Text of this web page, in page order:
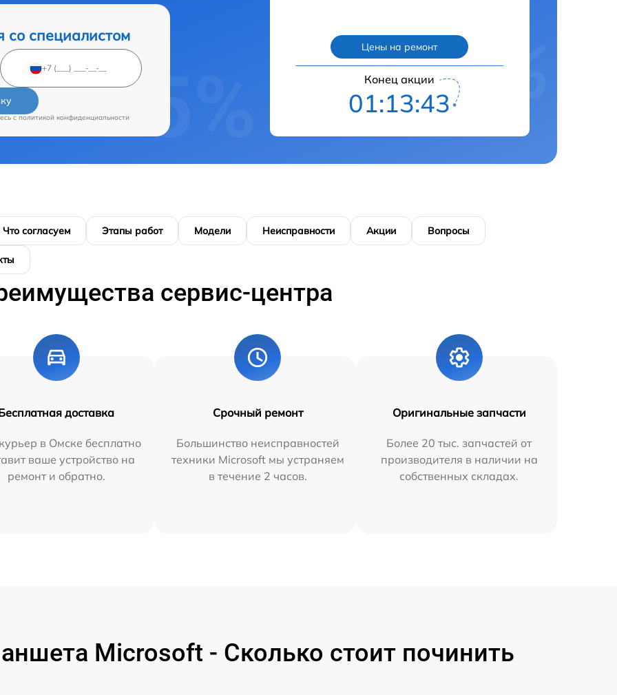
со специалистом
cполитикой конфиденциальности
Цены на ремонт
Конец акции
01:13:42
Что согласуем Этапы работ Модели Неисправности Акции Вопросы
сервис-центра
доставка
в Омске бесплатно
ваше устройство на
ремонт и обратно.
Срочный ремонт
Большинство неисправностей
техники Microsoft мы устраняем
в течение 2 часов.
Оригинальные запчасти
Более 20 тыс. запчастей от
производителя в наличии на
собственных складах.
Microsoft - Сколько стоит починить